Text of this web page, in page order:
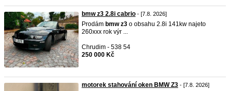
bmw z3 2.8i cabrio - [7.8. 2026]
Prodám bmw z3 o obsahu 2.8i 141kw najeto
260xxx rok výr ...
Chrudim - 538 54
250 000 Kč
motorek stahování oken BMW Z3 - [7.8. 2026]